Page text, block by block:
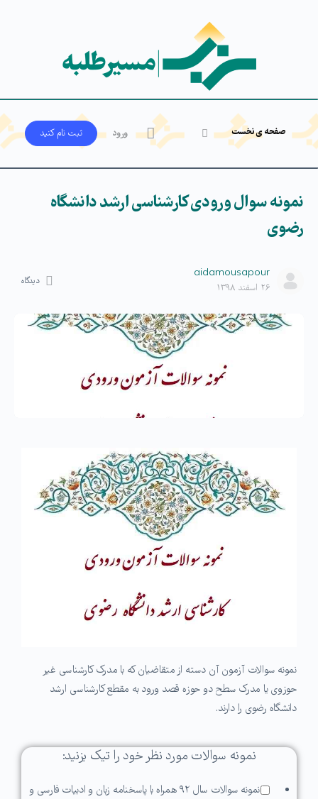
صفحه ی نخست ورود ثبت‌ نام کنید
نمونه سوال ورودی کارشناسی ارشد دانشگاه
رضوی
aidamousapour
۲۶ اسفند ۱۳۹۸
دیدگاه
نمونه سوالات آزمون آن دسته از متقاضیان که با مدرک کارشناسی غیر
حوزوی یا مدرک سطح دو حوزه قصد ورود به مقطع کارشناسی ارشد
دانشگاه رضوی را دارند.
نمونه سوالات مورد نظر خود را تیک بزنید:
نمونه سوالات سال ۹۲ همراه با پاسخنامه زبان و ادبیات فارسی و